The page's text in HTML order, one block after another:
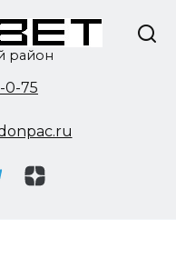
район
0-75